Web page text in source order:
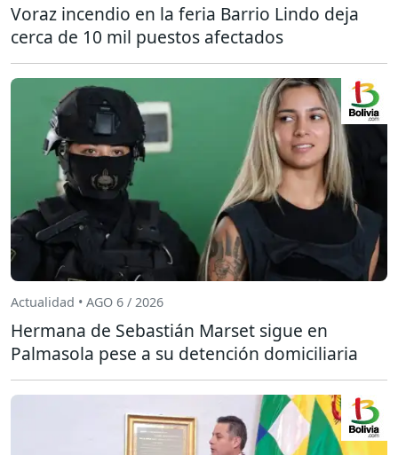
Voraz incendio en la feria Barrio Lindo deja
cerca de 10 mil puestos afectados
Actualidad • AGO 6 / 2026
Hermana de Sebastián Marset sigue en
Palmasola pese a su detención domiciliaria